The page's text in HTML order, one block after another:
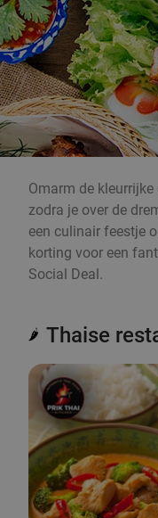
Omarm de
zodra je over de
een culinair feestje
korting voor een
Social Deal.
🌶️ Thaise